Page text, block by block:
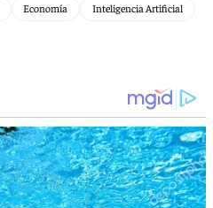
Economía Inteligencia Artificial